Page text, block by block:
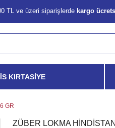
TL ve üzeri siparişlerde kargo
KIRTASİYE
GR
ZÜBER LOKMA